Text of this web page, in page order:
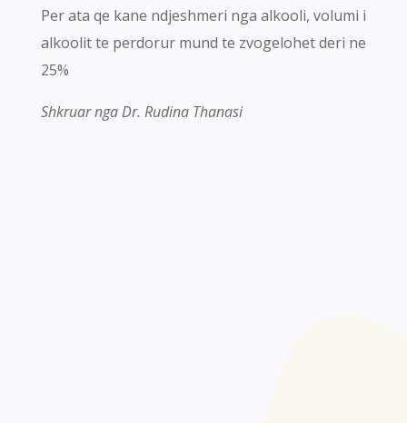
Per ata qe kane ndjeshmeri nga alkooli, volumi i
alkoolit te perdorur mund te zvogelohet deri ne
25%
Shkruar nga Dr. Rudina Thanasi